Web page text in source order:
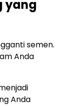
yang
semen.
Anda
Anda